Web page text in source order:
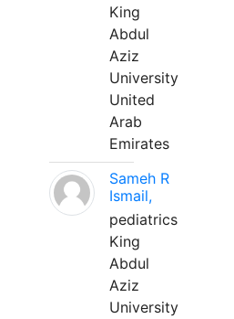
King
Abdul
Aziz
University
United
Arab
Emirates
Sameh R
Ismail,
pediatrics
King
Abdul
Aziz
University